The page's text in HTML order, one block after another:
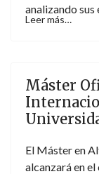
analizando
Leer más…
Máster
El Máster en
alcanzará en